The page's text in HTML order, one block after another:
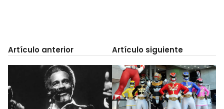
Artículo anterior Artículo siguiente